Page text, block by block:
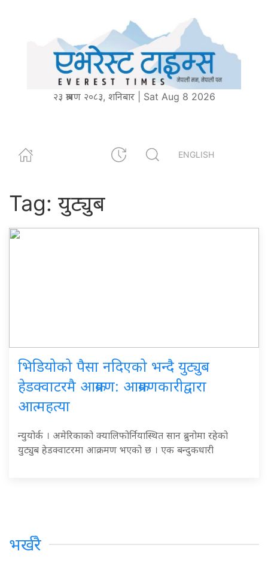
२३ श्रावण २०८३, शनिबार | Sat Aug 8 2026
ENGLISH
Tag: युट्युब
भिडियोको पैसा नदिएको भन्दै युट्युब
हेडक्वाटरमै आक्रमण: आक्रमणकारीद्वारा
आत्महत्या
न्युयोर्क । अमेरिकाको क्यालिफोर्नियास्थित सान ब्रुनोमा रहेको
युट्युब हेडक्वाटरमा आक्रमण भएको छ । एक बन्दुकधारी
भर्खरै